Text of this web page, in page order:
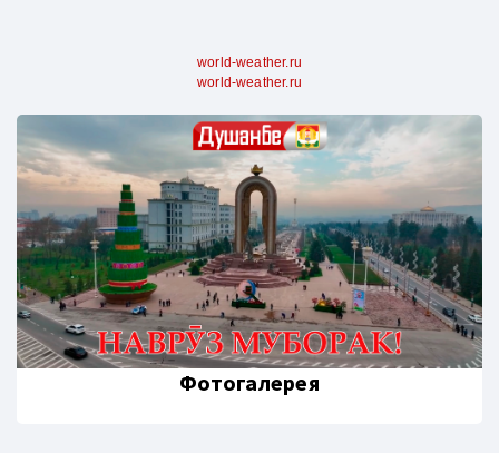
world-weather.ru
world-weather.ru
Фотогалерея